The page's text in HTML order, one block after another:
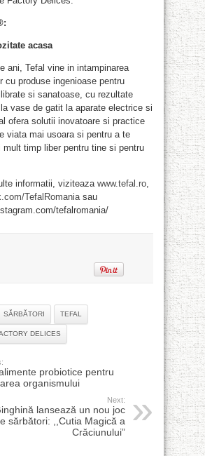
acasa
ani, Tefal vine in intampinarea
cu produse ingenioase pentru
si sanatoase, cu rezultate
vase de gatit la aparate electrice si
ofera solutii inovatoare si practice
viata mai usoara si pentru a te
mult timp liber pentru tine si pentru
informatii, viziteazawww.tefal.ro,
TefalRomaniasau
tefalromania/
SĂRBĂTORI TEFAL
DELICES
probiotice pentru
organismului
Next:
lansează un nou joc
sărbători: ,,Cutia Magică a
Crăciunului”